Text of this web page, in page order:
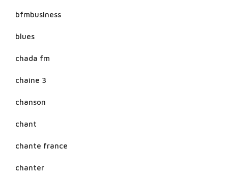
bfmbusiness
blues
chada fm
chaine 3
chanson
chant
chante france
chanter